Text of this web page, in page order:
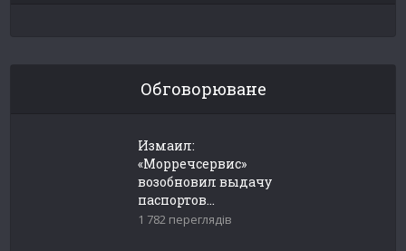
Обговорюване
Измаил:
«Морречсервис»
возобновил выдачу
паспортов...
1 782 переглядів